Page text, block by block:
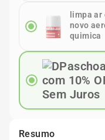
limpa
novo
quimica
Resumo